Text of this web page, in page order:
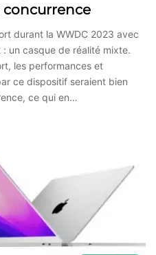
concurrence
durant la WWDC 2023 avec
un casque de réalité mixte.
les performances et
ce dispositif seraient bien
ce qui en…